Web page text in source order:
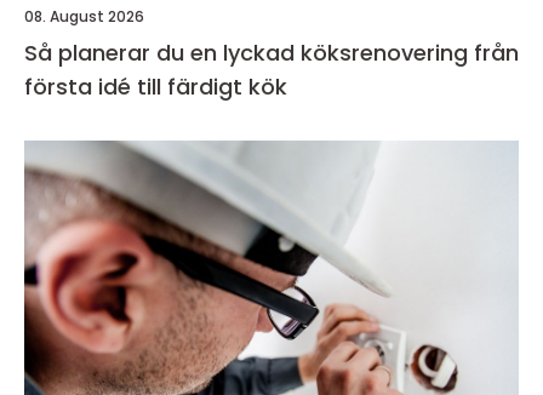
08. August 2026
Så planerar du en lyckad köksrenovering från
första idé till färdigt kök